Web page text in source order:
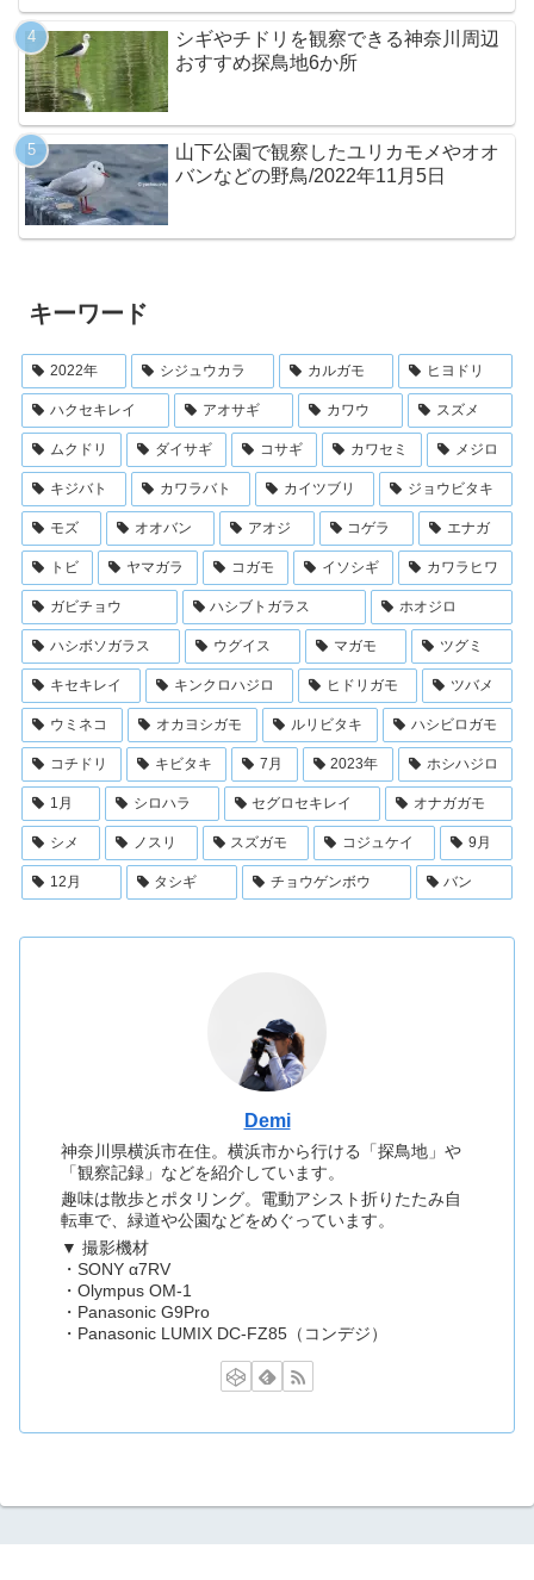
シギやチドリを観察できる神奈川周辺
おすすめ探鳥地6か所
山下公園で観察したユリカモメやオオ
バンなどの野鳥/2022年11月5日
キーワード
2022年 シジュウカラ カルガモ ヒヨドリ
ハクセキレイ アオサギ カワウ スズメ
ムクドリ ダイサギ コサギ カワセミ メジロ
キジバト カワラバト カイツブリ ジョウビタキ
モズ オオバン アオジ コゲラ エナガ
トビ ヤマガラ コガモ イソシギ カワラヒワ
ガビチョウ ハシブトガラス ホオジロ
ハシボソガラス ウグイス マガモ ツグミ
キセキレイ キンクロハジロ ヒドリガモ ツバメ
ウミネコ オカヨシガモ ルリビタキ ハシビロガモ
コチドリ キビタキ 7月 2023年 ホシハジロ
1月 シロハラ セグロセキレイ オナガガモ
シメ ノスリ スズガモ コジュケイ 9月
12月 タシギ チョウゲンボウ バン
Demi
神奈川県横浜市在住。横浜市から行ける「探鳥地」や
「観察記録」などを紹介しています。
趣味は散歩とポタリング。電動アシスト折りたたみ自
転車で、緑道や公園などをめぐっています。
▼ 撮影機材
・SONY α7RV
・Olympus OM-1
・Panasonic G9Pro
・Panasonic LUMIX DC-FZ85（コンデジ）